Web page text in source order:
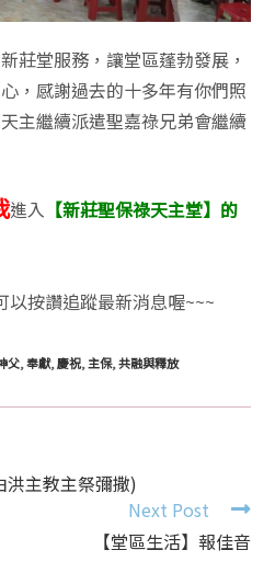
堂服務，讓堂區蓬勃發展，
，感謝過去的十多年有你們照
主繼續派遣聖嘉祿兄弟會繼續
進入 【新莊聖保祿天主堂】的
以按讚追蹤最新消息喔~~~
父, 奉獻, 慶祝, 主保, 共融與釋放
洪主教主祭彌撒)
Next Post
【堂區生活】報佳音